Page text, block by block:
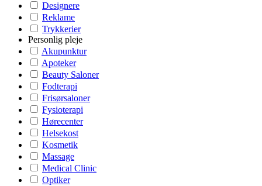
Designere
Reklame
Trykkerier
Personlig pleje
Akupunktur
Apoteker
Beauty Saloner
Fodterapi
Frisørsaloner
Fysioterapi
Hørecenter
Helsekost
Kosmetik
Massage
Medical Clinic
Optiker